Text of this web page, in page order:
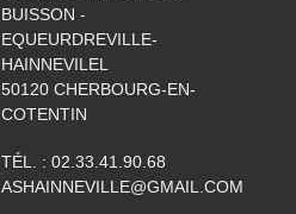
BUISSON -
EQUEURDREVILLE-
HAINNEVILEL
50120 CHERBOURG-EN-
COTENTIN
TÉL. : 02.33.41.90.68
ASHAINNEVILLE@GMAIL.COM